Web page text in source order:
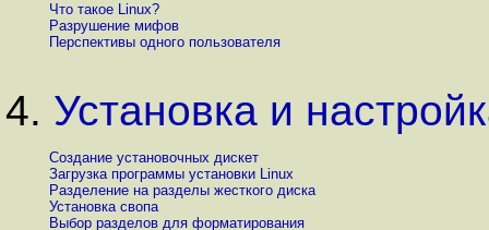
Что такое Linux?
Разрушение мифов
Перспективы одного пользователя
4. Установка и
Создание установочных дискет
Загрузка программы установки Linux
Разделение на разделы жесткого диска
Установка свопа
Выбор разделов для форматирования